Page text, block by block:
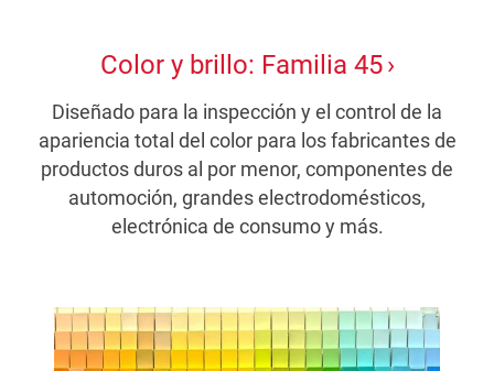
Color y brillo: Familia 45
Diseñado para la inspección y el control de la
apariencia total del color para los fabricantes de
productos duros al por menor, componentes de
automoción, grandes electrodomésticos,
electrónica de consumo y más.